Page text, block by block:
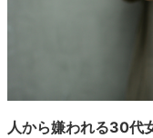
人から嫌われる30代